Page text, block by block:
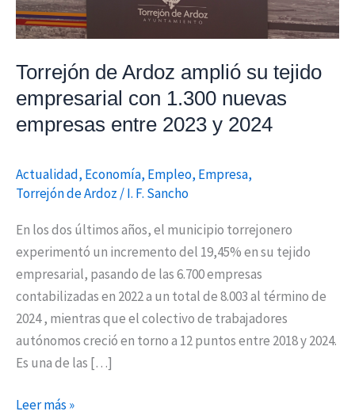
Torrejón de Ardoz amplió su tejido
empresarial con 1.300 nuevas
empresas entre 2023 y 2024
Actualidad, Economía, Empleo, Empresa,
Torrejón de Ardoz /I. F. Sancho
En los dos últimos años, el municipio torrejonero
experimentó un incremento del 19,45% en su tejido
empresarial, pasando de las 6.700 empresas
contabilizadas en 2022 a un total de 8.003 al término de
2024 , mientras que el colectivo de trabajadores
autónomos creció en torno a 12 puntos entre 2018 y 2024.
Es una de las […]
1.300
nuevas
empresas
entre
2023
y
Leer más »